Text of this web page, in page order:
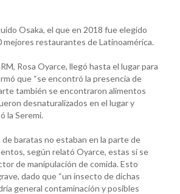
Osaka, el que en 2018 fue elegido
mejores restaurantes de Latinoamérica.
Rosa Oyarce, llegó hasta el lugar para
que “se encontró la presencia de
también se encontraron alimentos
desnaturalizados en el lugar y
la Seremi.
de baratas no estaban en la parte de
según relató Oyarce, estas sí se
de manipulación de comida. Esto
dado que “un insecto de dichas
general contaminación y posibles